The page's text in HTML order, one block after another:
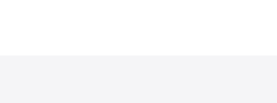
ONLINE lesen